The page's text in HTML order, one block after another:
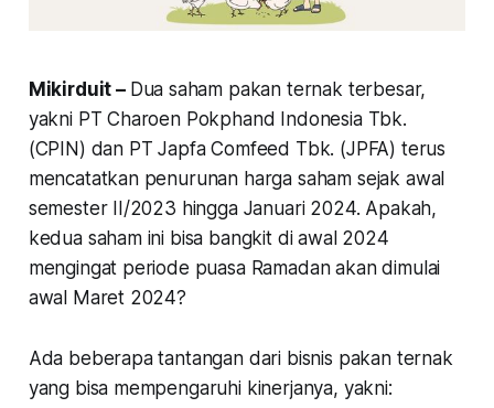
Mikirduit – Dua saham pakan ternak terbesar,
yakni PT Charoen Pokphand Indonesia Tbk.
(CPIN) dan PT Japfa Comfeed Tbk. (JPFA) terus
mencatatkan penurunan harga saham sejak awal
semester II/2023 hingga Januari 2024. Apakah,
kedua saham ini bisa bangkit di awal 2024
mengingat periode puasa Ramadan akan dimulai
awal Maret 2024?
Ada beberapa tantangan dari bisnis pakan ternak
yang bisa mempengaruhi kinerjanya, yakni: